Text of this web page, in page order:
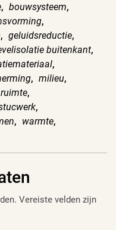
, bouwsysteem,
,
, geluidsreductie,
buitenkant,
,
, milieu,
ruimte,
,
, warmte,
Vereiste velden zijn